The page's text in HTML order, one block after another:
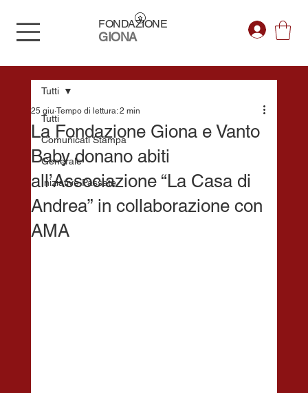
FONDAZIONE
GIONA
Tutti
Comunicati Stampa
Generale
Iniziative Passate
Tutti
La Fondazione Giona e Vanto
Baby donano abiti
all’Associazione “La Casa di
Andrea” in collaborazione con
AMA
25 giu Tempo di lettura: 2 min